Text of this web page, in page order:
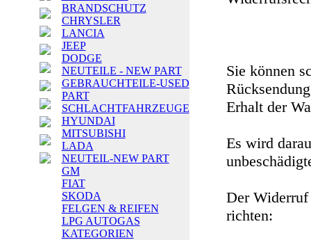
BRANDSCHUTZ
CHRYSLER
LANCIA
JEEP
DODGE
NEUTEILE - NEW PART
GEBRAUCHTEILE-USED
PART
SCHLACHTFAHRZEUGE
HYUNDAI
MITSUBISHI
LADA
NEUTEIL-NEW PART
GM
FIAT
SKODA
FELGEN & REIFEN
LPG AUTOGAS
KATEGORIEN
Sie können
Erhalt der
Es wird
Der
richten: